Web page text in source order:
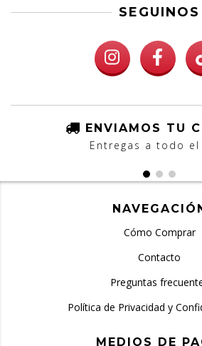
SEGUINOS
ENVIAMOS TU
Entregas a todo el
Cómo Comprar
Contacto
Preguntas
Política de Privacidad y
MEDIOS DE